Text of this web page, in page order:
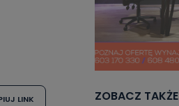
LINK ZOBACZ TAKŻE